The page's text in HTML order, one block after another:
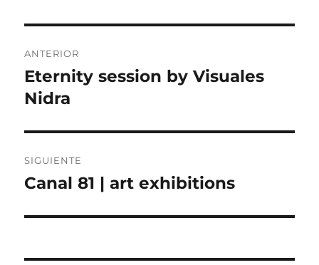
de
entradas
ANTERIOR
Entrada
anterior:
Eternity session by Visuales
Nidra
SIGUIENTE
Entrada
Canal 81 | art exhibitions